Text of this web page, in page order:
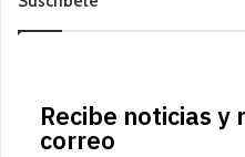
Recibe noticias y
correo